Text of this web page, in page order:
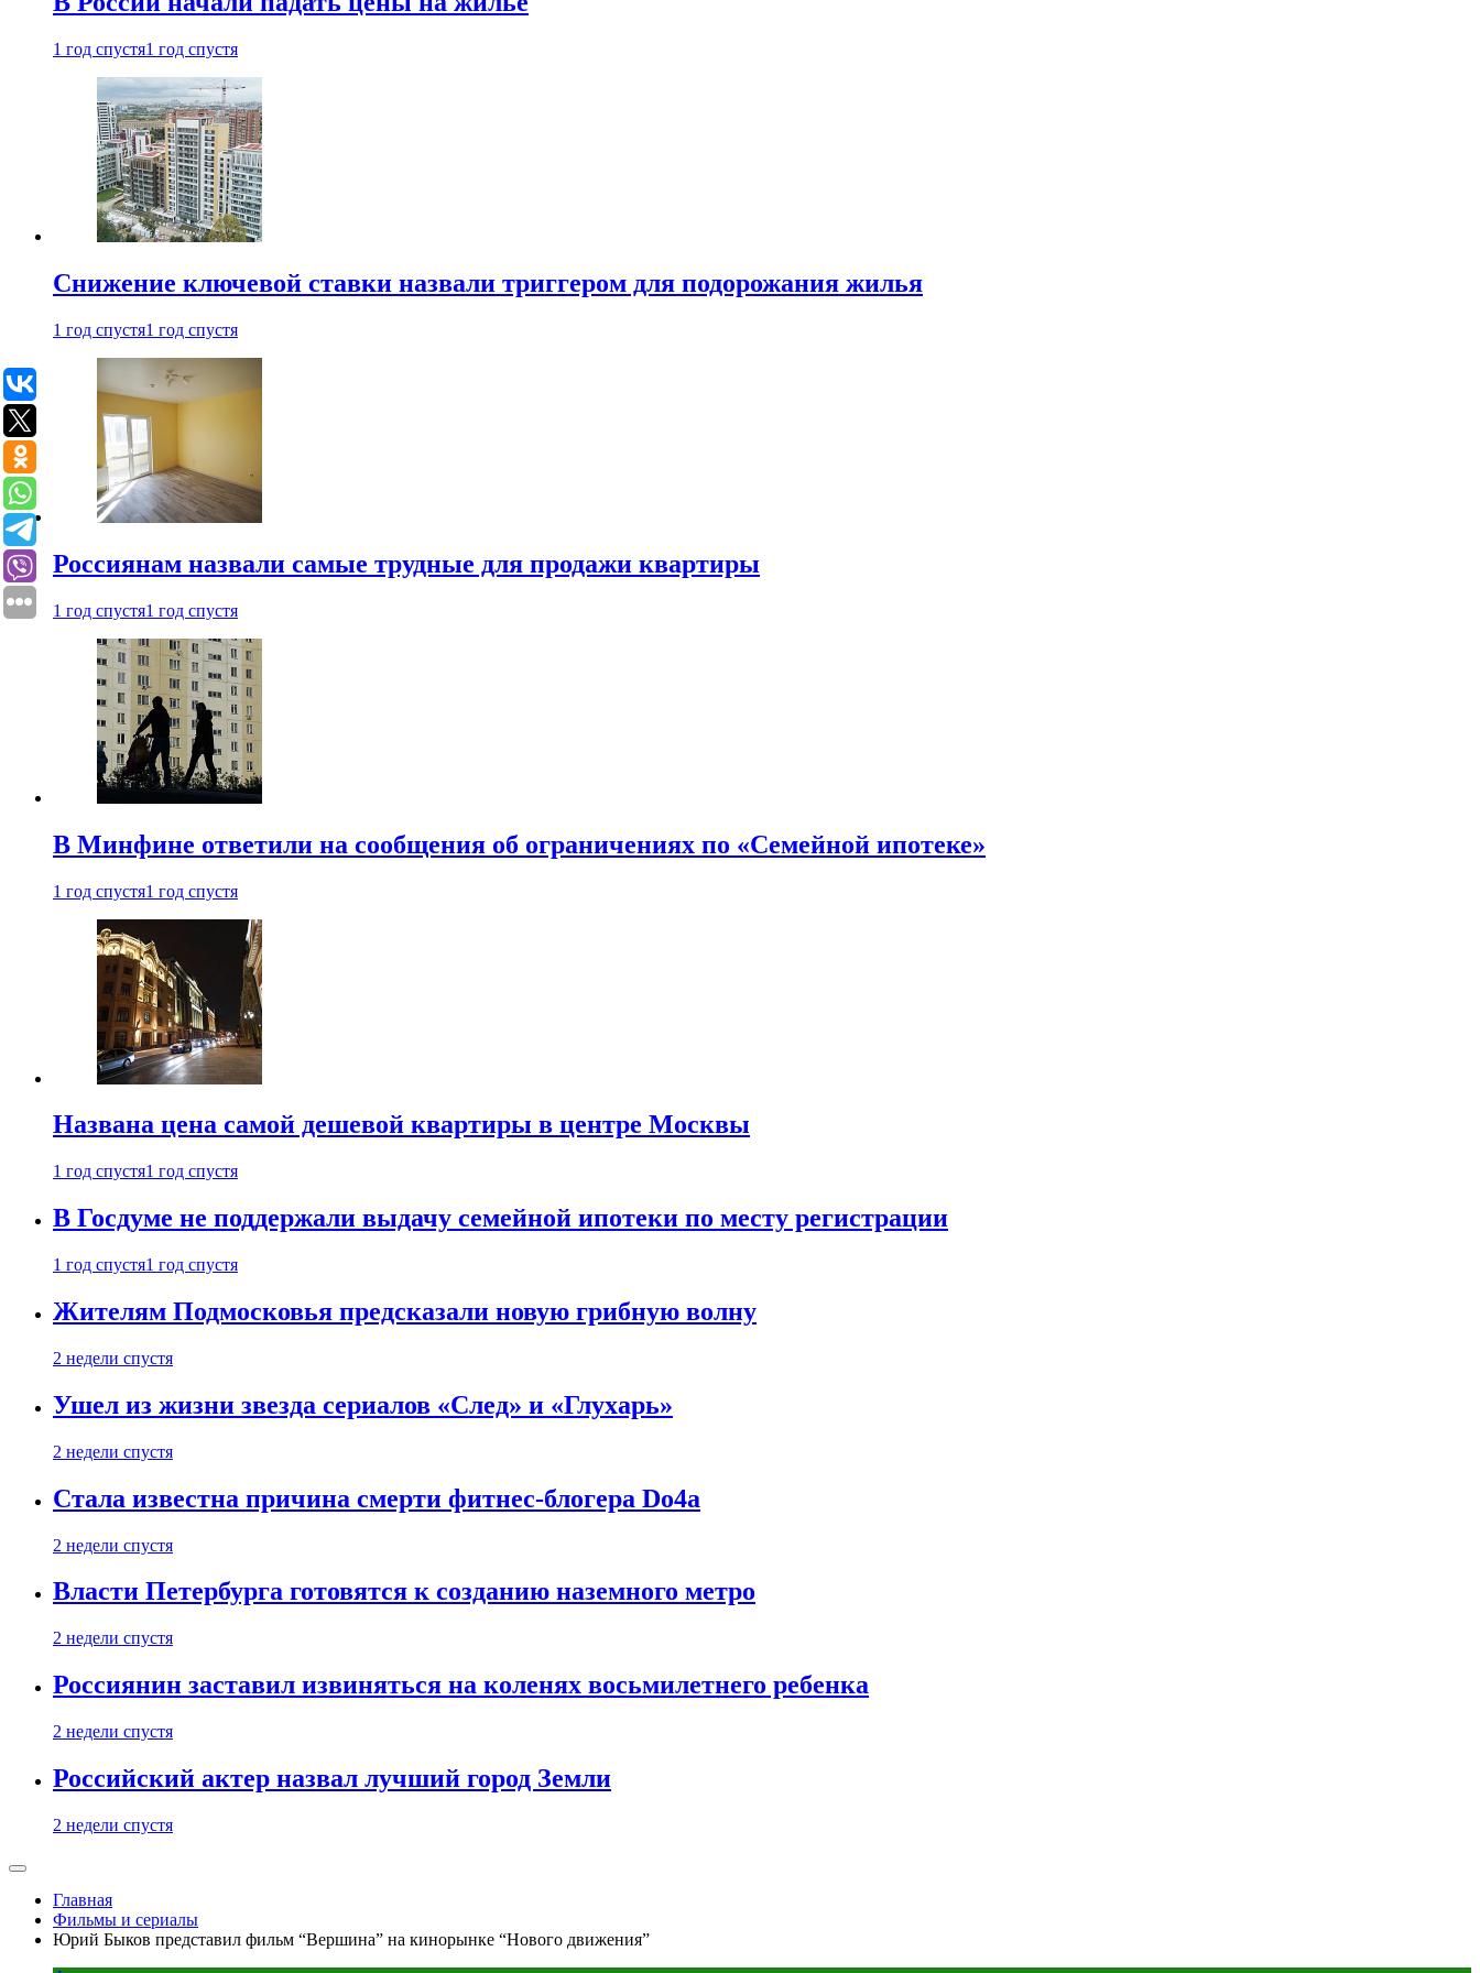
1 год спустя1 год спустя
Снижение ключевой ставки назвали триггером для подорожания жилья
1 год спустя1 год спустя
Россиянам назвали самые трудные для продажи квартиры
1 год спустя1 год спустя
В Минфине ответили на сообщения об ограничениях по «Семейной ипотеке»
1 год спустя1 год спустя
Названа цена самой дешевой квартиры в центре Москвы
1 год спустя1 год спустя
В Госдуме не поддержали выдачу семейной ипотеки по месту регистрации
1 год спустя1 год спустя
Жителям Подмосковья предсказали новую грибную волну
2 недели спустя
Ушел из жизни звезда сериалов «След» и «Глухарь»
2 недели спустя
Стала известна причина смерти фитнес-блогера Do4а
2 недели спустя
Власти Петербурга готовятся к созданию наземного метро
2 недели спустя
Россиянин заставил извиняться на коленях восьмилетнего ребенка
2 недели спустя
Российский актер назвал лучший город Земли
2 недели спустя
Главная
Фильмы и сериалы
Юрий Быков представил фильм “Вершина” на кинорынке “Нового движения”